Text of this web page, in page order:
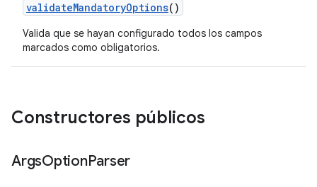
validateMandatoryOptions()
Valida que se hayan configurado todos los campos
marcados como obligatorios.
Constructores públicos
ArgsOptionParser